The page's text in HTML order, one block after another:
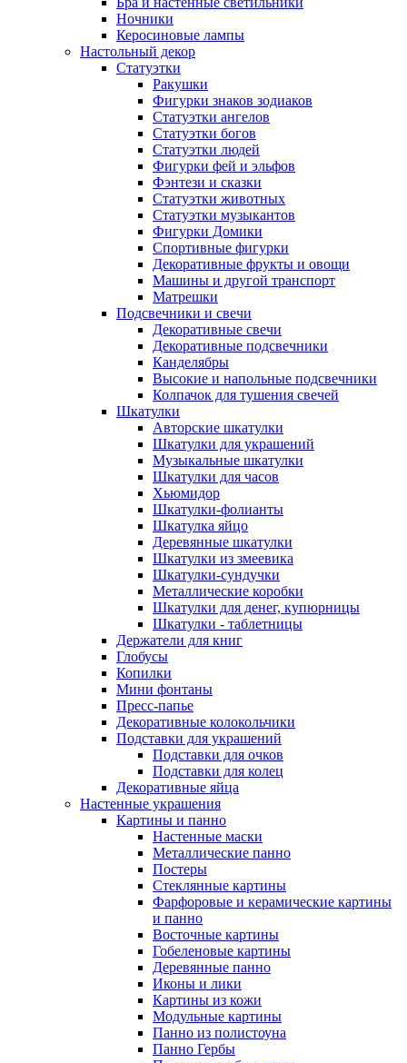
Ночники
Керосиновые лампы
Настольный декор
Статуэтки
Ракушки
Фигурки знаков зодиаков
Статуэтки ангелов
Статуэтки богов
Статуэтки людей
Фигурки фей и эльфов
Фэнтези и сказки
Статуэтки животных
Статуэтки музыкантов
Фигурки Домики
Спортивные фигурки
Декоративные фрукты и овощи
Машины и другой транспорт
Матрешки
Подсвечники и свечи
Декоративные свечи
Декоративные подсвечники
Канделябры
Высокие и напольные подсвечники
Колпачок для тушения свечей
Шкатулки
Авторские шкатулки
Шкатулки для украшений
Музыкальные шкатулки
Шкатулки для часов
Хьюмидор
Шкатулки-фолианты
Шкатулка яйцо
Деревянные шкатулки
Шкатулки из змеевика
Шкатулки-сундучки
Металлические коробки
Шкатулки для денег, купюрницы
Шкатулки - таблетницы
Держатели для книг
Глобусы
Копилки
Мини фонтаны
Пресс-папье
Декоративные колокольчики
Подставки для украшений
Подставки для очков
Подставки для колец
Декоративные яйца
Настенные украшения
Картины и панно
Настенные маски
Металлические панно
Постеры
Стеклянные картины
Фарфоровые и керамические картины
и панно
Восточные картины
Гобеленовые картины
Деревянные панно
Иконы и лики
Картины из кожи
Модульные картины
Панно из полистоуна
Панно Гербы